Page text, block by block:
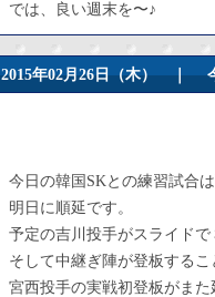
では、良い週末を〜♪
2015年02月26日（木） ｜
今日の韓国SKとの練習試合
明日に順延です。
予定の吉川投手がスライド
そして中継ぎ陣が登板するこ
宮西投手の実戦初登板がまた